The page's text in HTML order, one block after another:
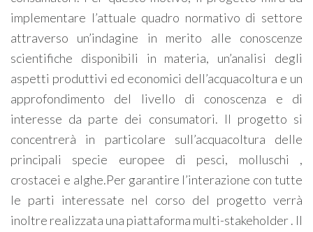
implementare l’attuale quadro normativo di settore
attraverso un’indagine in merito alle conoscenze
scientifiche disponibili in materia, un’analisi degli
aspetti produttivi ed economici dell’acquacoltura e un
approfondimento del livello di conoscenza e di
interesse da parte dei consumatori. Il progetto si
concentrerà in particolare sull’acquacoltura delle
principali specie europee di pesci, molluschi ,
crostacei e alghe.Per garantire l’interazione con tutte
le parti interessate nel corso del progetto verrà
inoltre realizzata una piattaforma multi-stakeholder . Il